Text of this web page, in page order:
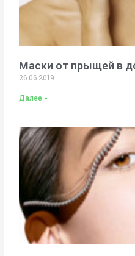
Маски от прыщей в
26.06.2019
Далее »